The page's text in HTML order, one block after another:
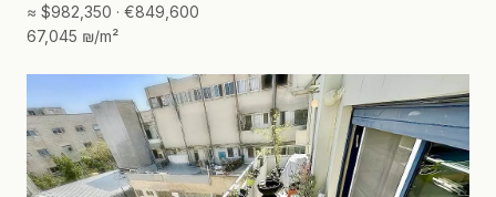
≈ $982,350 · €849,600
67,045 ₪/m²